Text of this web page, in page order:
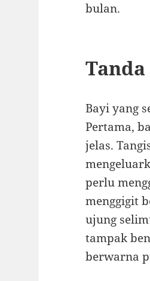
bulan.
Bayi yang
Pertama,
jelas.
perlu
menggigit
ujung
tampak
berwarna